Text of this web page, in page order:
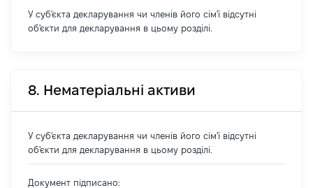
У суб'єкта декларування чи членів його сім'ї відсутні
об'єкти для декларування в цьому розділі.
8. Нематеріальні активи
У суб'єкта декларування чи членів його сім'ї відсутні
об'єкти для декларування в цьому розділі.
Документ підписано: